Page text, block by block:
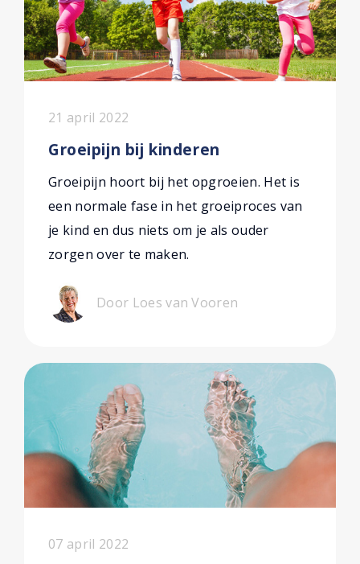
21 april 2022
Groeipijn bij kinderen
Groeipijn hoort bij het opgroeien. Het is
een normale fase in het groeiproces van
je kind en dus niets om je als ouder
zorgen over te maken.
Door Loes van Vooren
07 april 2022